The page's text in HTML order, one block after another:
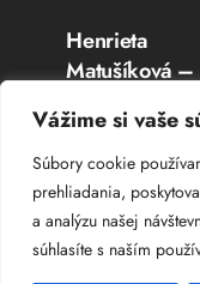
Vážime si vaše
Súbory cookie
prehliadania,
a analýzu našej
súhlasíte s naším
Henrieta
Matušíková –
Rybárske potreby
Topoľčany
IČO: 336 764 53
DIČ: 102 044